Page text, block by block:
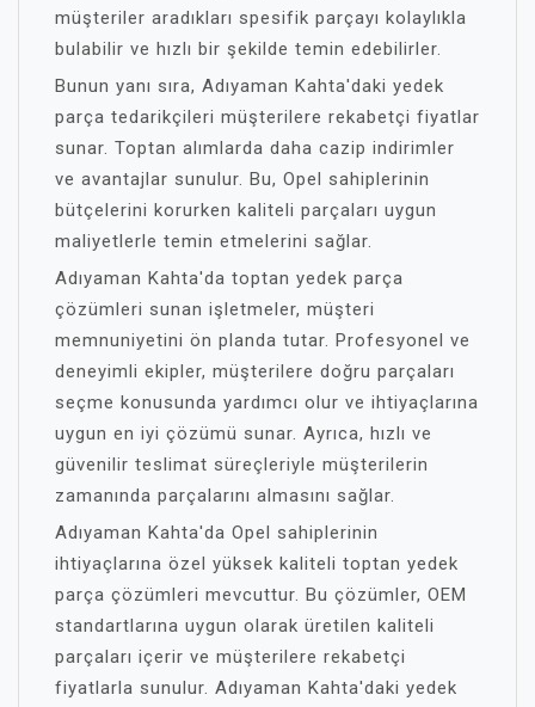
müşteriler aradıkları spesifik parçayı kolaylıkla
bulabilir ve hızlı bir şekilde temin edebilirler.
Bunun yanı sıra, Adıyaman Kahta'daki yedek
parça tedarikçileri müşterilere rekabetçi fiyatlar
sunar. Toptan alımlarda daha cazip indirimler
ve avantajlar sunulur. Bu, Opel sahiplerinin
bütçelerini korurken kaliteli parçaları uygun
maliyetlerle temin etmelerini sağlar.
Adıyaman Kahta'da toptan yedek parça
çözümleri sunan işletmeler, müşteri
memnuniyetini ön planda tutar. Profesyonel ve
deneyimli ekipler, müşterilere doğru parçaları
seçme konusunda yardımcı olur ve ihtiyaçlarına
uygun en iyi çözümü sunar. Ayrıca, hızlı ve
güvenilir teslimat süreçleriyle müşterilerin
zamanında parçalarını almasını sağlar.
Adıyaman Kahta'da Opel sahiplerinin
ihtiyaçlarına özel yüksek kaliteli toptan yedek
parça çözümleri mevcuttur. Bu çözümler, OEM
standartlarına uygun olarak üretilen kaliteli
parçaları içerir ve müşterilere rekabetçi
fiyatlarla sunulur. Adıyaman Kahta'daki yedek